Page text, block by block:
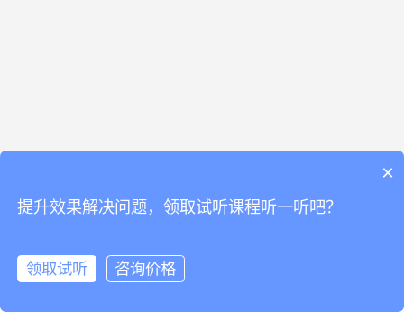
×
提升效果解决问题，领取试听课程听一听吧？
领取试听
咨询价格
领取试听